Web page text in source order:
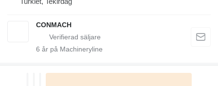
CONMACH
6 år på Machineryline